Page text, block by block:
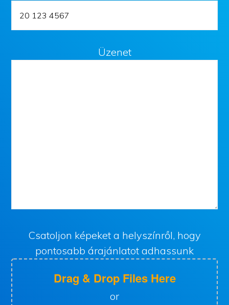
Üzenet
Csatoljon képeket a helyszínről, hogy
pontosabb árajánlatot adhassunk
Drag & Drop Files Here
or